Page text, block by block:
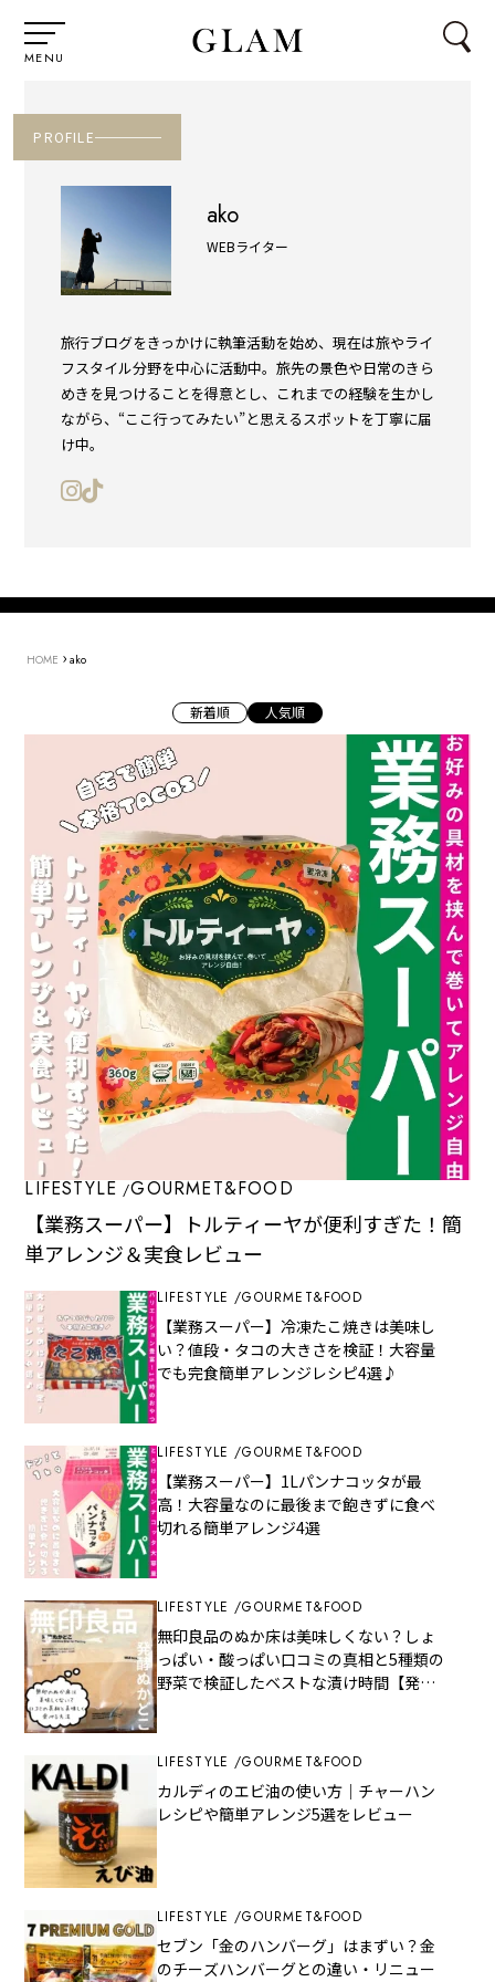
MENU
PROFILE
ako
WEBライター
旅行ブログをきっかけに執筆活動を始め、現在は旅やライ
フスタイル分野を中心に活動中。旅先の景色や日常のきら
めきを見つけることを得意とし、これまでの経験を生かし
ながら、“ここ行ってみたい”と思えるスポットを丁寧に届
け中。
HOME › ako
新着順 人気順
LIFESTYLE GOURMET&FOOD
【業務スーパー】トルティーヤが便利すぎた！簡
単アレンジ＆実食レビュー
LIFESTYLE GOURMET&FOOD
【業務スーパー】冷凍たこ焼きは美味し
い？値段・タコの大きさを検証！大容量
でも完食簡単アレンジレシピ4選♪
LIFESTYLE GOURMET&FOOD
【業務スーパー】1Lパンナコッタが最
高！大容量なのに最後まで飽きずに食べ
切れる簡単アレンジ4選
LIFESTYLE GOURMET&FOOD
無印良品のぬか床は美味しくない？しょ
っぱい・酸っぱい口コミの真相と5種類の
野菜で検証したベストな漬け時間【発酵
LIFESTYLE GOURMET&FOOD
カルディのエビ油の使い方｜チャーハン
レシピや簡単アレンジ5選をレビュー
LIFESTYLE GOURMET&FOOD
セブン「金のハンバーグ」はまずい？金
のチーズハンバーグとの違い・リニュー